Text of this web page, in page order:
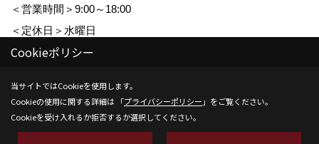
＜営業時間＞9:00～18:00
＜定休日＞水曜日
Copyright (c) SH-space. All Rights Reserved.
Produced byゴデスクリエイト
Cookieポリシー
当サイトではCookieを使用します。
Cookieの使用に関する詳細は 「プライバシーポリシー 」をご覧ください。
Cookieを受け入れるか拒否するか選択してください。